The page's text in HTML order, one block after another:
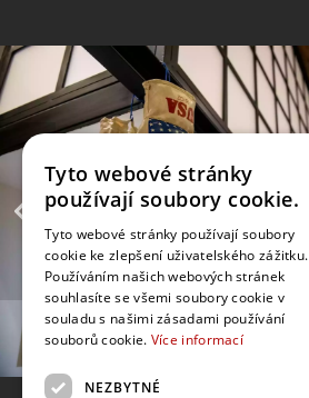
Tyto webové stránky
používají soubory cookie.
Tyto webové stránky používají soubory
cookie ke zlepšení uživatelského zážitku.
Používáním našich webových stránek
souhlasíte se všemi soubory cookie v
souladu s našimi zásadami používání
souborů cookie. Více informací
NEZBYTNÉ